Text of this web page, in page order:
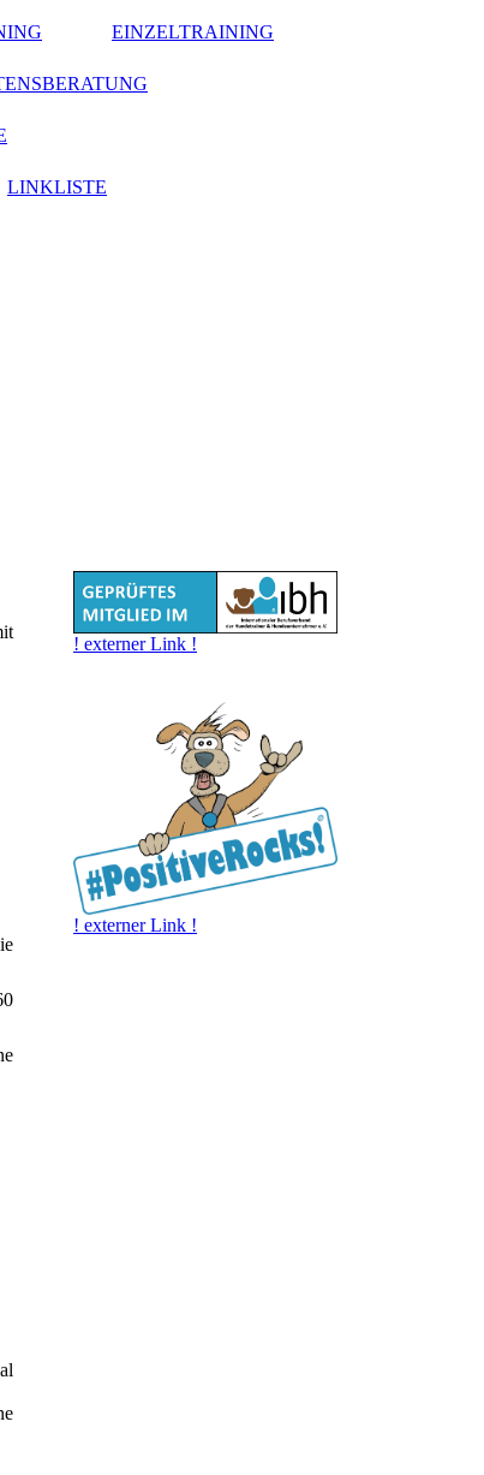
EINZELTRAINING
LINKLISTE
! externer Link !
! externer Link !